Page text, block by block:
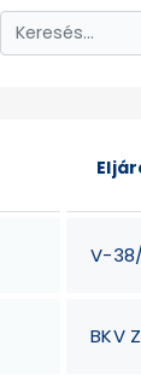
V-
BKV